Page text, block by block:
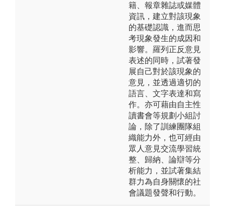
籍、報章雜誌或媒體
資訊，建立對該現象
的基礎認識，進而思
考現象發生的成因和
影響。羅列正反意見
表述的同時，試著發
展自己對於該現象的
意見，並透過適切的
語言、文字表達和寫
作。亦可藉由自主性
讀書會等規劃小組討
論，除了訓練團隊組
織能力外，也可經由
眾人意見交流學習統
整、歸納、論辯等分
析能力，並試著集結
群力為自身關懷的社
會議題發聲和行動。